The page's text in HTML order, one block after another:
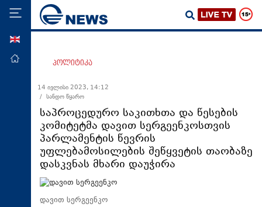
მთავარი
ეკონომიკა
მსოფლიო
ჯანდაცვა
საზოგადოება
პოლიტიკა
14 ივლისი 2023, 14:12
/ სანდო წყარო
საპროცედურო საკითხთა და წესების
კომიტეტმა დავით სერგეენკოსთვის
პარლამენტის წევრის
უფლებამოსილების შეწყვეტის თაობაზე
დასკვნას მხარი დაუჭირა
დავით სერგეენკო